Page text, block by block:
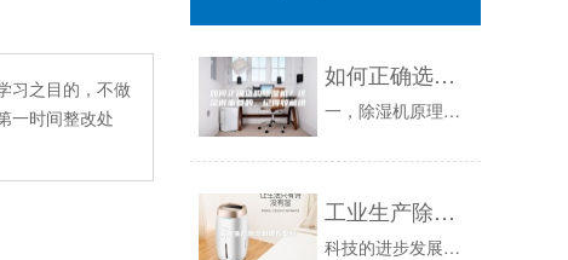
习之目的，不做
一时间整改处
如何正确选购除湿机？这是很重要的，记得收藏哦
一，除湿机原理除湿机有很多种，但市面上的除湿机，不管是家用的还是工业的，基本都是冷冻式除湿机，所以我们只需要简单了解下冷冻除湿机的原理就可以...
工业生产除湿机推荐型号
科技的进步发展体现在人们的四周，在现在的生产当中科技的发展也给工业厂家们带来了不小的帮助，比如除湿机这种现代化设备的出现就是当下工业生产当中...